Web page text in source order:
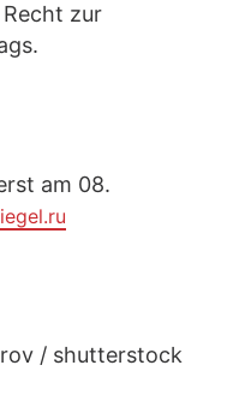
zur
am 08.
/ shutterstock